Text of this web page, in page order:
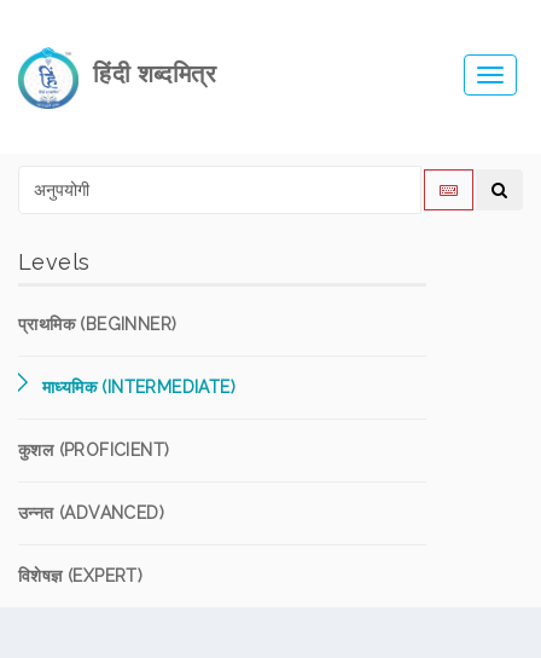
हिंदी शब्दमित्र
Levels
प्राथमिक (BEGINNER)
माध्यमिक (INTERMEDIATE)
कुशल (PROFICIENT)
उन्नत (ADVANCED)
विशेषज्ञ (EXPERT)